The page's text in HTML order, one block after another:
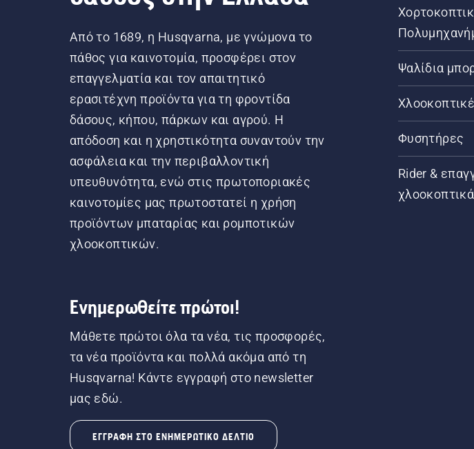
Από το 1689, η Husqvarna, με γνώμονα το
πάθος για καινοτομία, προσφέρει στον
επαγγελματία και τον απαιτητικό
ερασιτέχνη προϊόντα για τη φροντίδα
δάσους, κήπου, πάρκων και αγρού. Η
απόδοση και η χρηστικότητα συναντούν την
ασφάλεια και την περιβαλλοντική
υπευθυνότητα, ενώ στις πρωτοποριακές
καινοτομίες μας πρωτοστατεί η χρήση
προϊόντων μπαταρίας και ρομποτικών
χλοοκοπτικών.
Ενημερωθείτε πρώτοι!
Μάθετε πρώτοι όλα τα νέα, τις προσφορές,
τα νέα προϊόντα και πολλά ακόμα από τη
Husqvarna! Κάντε εγγραφή στο newsletter
μας εδώ.
ΕΓΓΡΑΦΉ ΣΤΟ ΕΝΗΜΕΡΩΤΙΚΌ ΔΕΛΤΊΟ
Ψαλίδια
Φυσητήρες
Rider &